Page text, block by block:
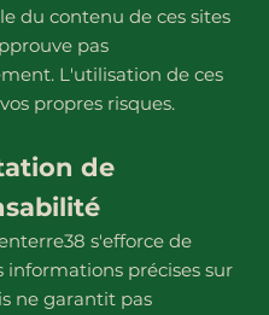
du contenu de ces sites
pas
L'utilisation de ces
propres risques.
de
s'efforce de
informations précises sur
ne garantit pas